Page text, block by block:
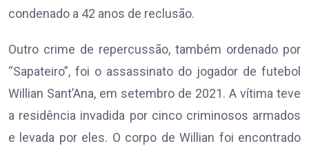
condenado a 42 anos de reclusão.
Outro crime de repercussão, também ordenado por
“Sapateiro”, foi o assassinato do jogador de futebol
Willian Sant’Ana, em setembro de 2021. A vítima teve
a residência invadida por cinco criminosos armados
e levada por eles. O corpo de Willian foi encontrado